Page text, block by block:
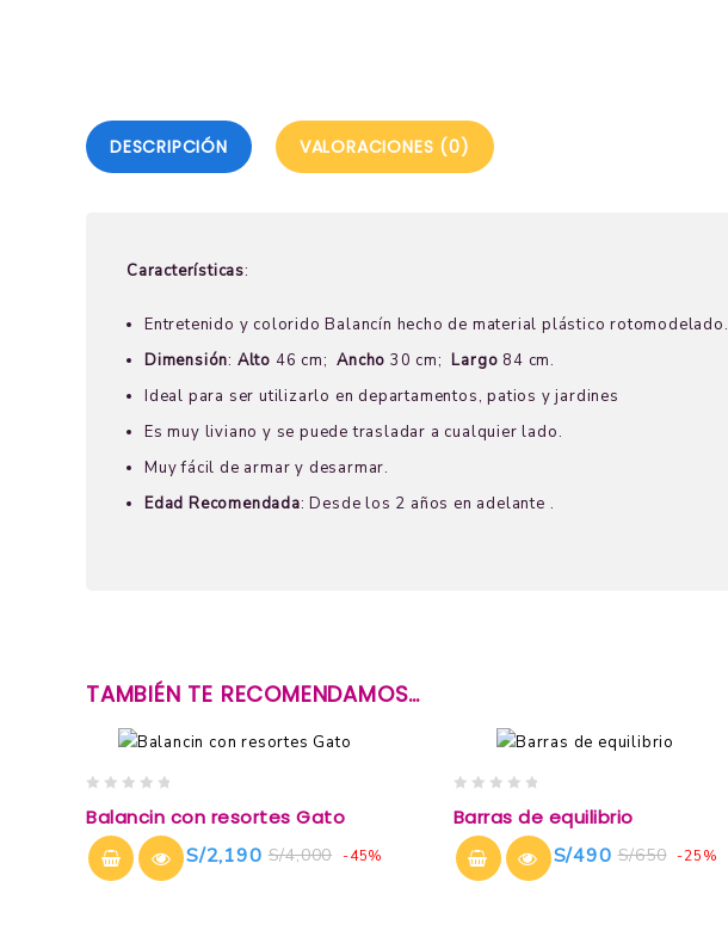
DESCRIPCIÓN VALORACIONES (0)
Características:
Entretenido y colorido Balancín hecho de material plástico rotomodelado.
Dimensión: Alto 46 cm;Ancho 30 cm;Largo 84 cm.
Ideal para ser utilizarlo en departamentos, patios y jardines
Es muy liviano y se puede trasladar a cualquier lado.
Muy fácil de armar y desarmar.
Edad Recomendada: Desde los 2 años en adelante .
TAMBIÉN TE RECOMENDAMOS…
out
of
5
Balancin con resortes Gato
S/4,000
S/2,190 -45%
out
of
5
Barras de equilibrio
S/650
S/490 -25%